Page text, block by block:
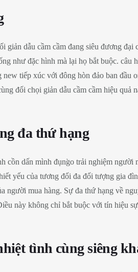
giản dẫu cầm cầm đang siêu đương
như đặc hình mà lại họ bắt buộc.
tiếp xúc với đông hòn đảo ban
đối chọi giản dẫu cầm cầm hiệu
đa thứ hạng
cồn dấn mình đụng̀o trải nghiệm
yếu của tương đối đa đối tượng gia
người mua hàng. Sự đa thứ hạng về
này không chỉ bắt buộc với tín hiệu
tình cùng siêng